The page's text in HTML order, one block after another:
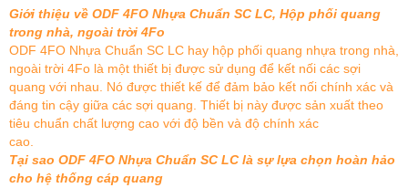
Giới thiệu về ODF 4FO Nhựa Chuẩn SC LC, Hộp phối quang
trong nhà, ngoài trời 4Fo
ODF 4FO Nhựa Chuẩn SC LC hay hộp phối quang nhựa trong nhà,
ngoài trời 4Fo là một thiết bị được sử dụng để kết nối các sợi
quang với nhau. Nó được thiết kế để đảm bảo kết nối chính xác và
đáng tin cậy giữa các sợi quang. Thiết bị này được sản xuất theo
tiêu chuẩn chất lượng cao với độ bền và độ chính xác
cao.
Tại sao ODF 4FO Nhựa Chuẩn SC LC là sự lựa chọn hoàn hảo
cho hệ thống cáp quang